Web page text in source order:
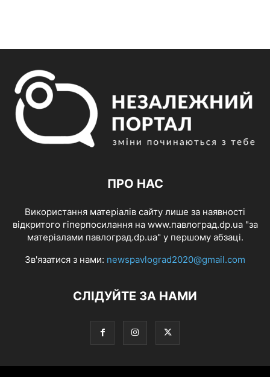
ПРО НАС
Використання матеріалів сайту лише за наявності
відкритого гіперпосилання на www.павлоград.dp.ua "за
матеріалами павлоград.dp.ua" у першому абзаці.
Зв'язатися з нами: newspavlograd2020@gmail.com
СЛІДУЙТЕ ЗА НАМИ